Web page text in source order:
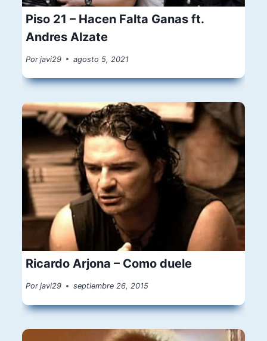
Piso 21 – Hacen Falta Ganas ft.
Andres Alzate
Por javi29 agosto 5, 2021
Ricardo Arjona – Como duele
Por javi29 septiembre 26, 2015